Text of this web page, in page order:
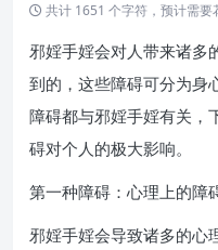
共计 1651 个字符，预计需要
邪婬手婬会对人带来诸多
到的，这些障碍可分为身
障碍都与邪婬手婬有关，
碍对个人的极大影响。
第一种障碍：心理上的障
邪婬手婬会导致诸多的心